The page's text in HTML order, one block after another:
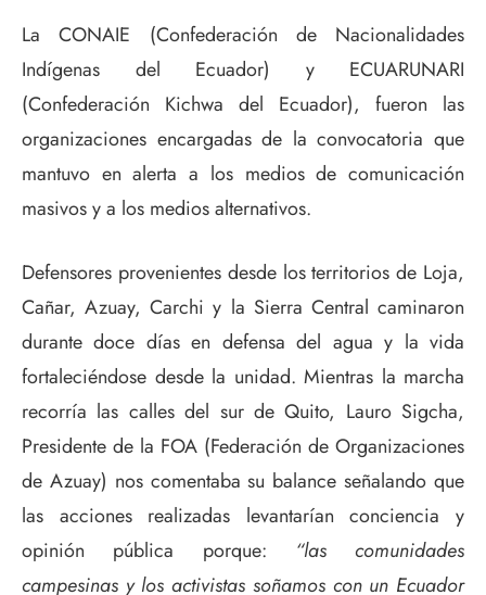
La CONAIE (Confederación de Nacionalidades
Indígenas del Ecuador) y ECUARUNARI
(Confederación Kichwa del Ecuador), fueron las
organizaciones encargadas de la convocatoria que
mantuvo en alerta a los medios de comunicación
masivos y a los medios alternativos.
Defensores provenientes desde los territorios de Loja,
Cañar, Azuay, Carchi y la Sierra Central caminaron
durante doce días en defensa del agua y la vida
fortaleciéndose desde la unidad. Mientras la marcha
recorría las calles del sur de Quito, Lauro Sigcha,
Presidente de la FOA (Federación de Organizaciones
de Azuay) nos comentaba su balance señalando que
las acciones realizadas levantarían conciencia y
opinión pública porque: “las comunidades
campesinas y los activistas soñamos con un Ecuador